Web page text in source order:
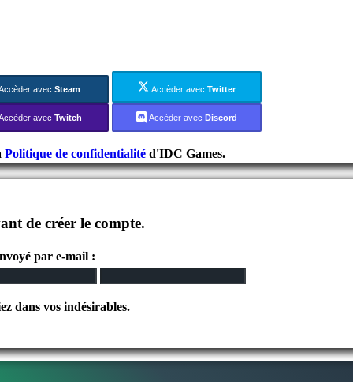
avec Steam Accèder avecTwitter
avec Twitch Accèder avec Discord
Politique de confidentialité d'IDC Games.
de créer le compte.
par e-mail :
dans vos indésirables.